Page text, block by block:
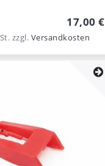
17,00 €
zzgl. Versandkosten